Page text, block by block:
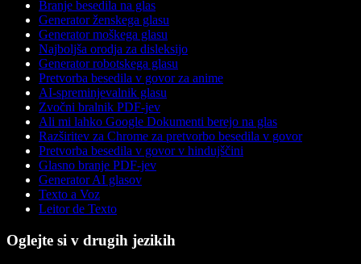
Branje besedila na glas
Generator ženskega glasu
Generator moškega glasu
Najboljša orodja za disleksijo
Generator robotskega glasu
Pretvorba besedila v govor za anime
AI-spreminjevalnik glasu
Zvočni bralnik PDF-jev
Ali mi lahko Google Dokumenti berejo na glas
Razširitev za Chrome za pretvorbo besedila v govor
Pretvorba besedila v govor v hindujščini
Glasno branje PDF-jev
Generator AI glasov
Texto a Voz
Leitor de Texto
Oglejte si v drugih jezikih